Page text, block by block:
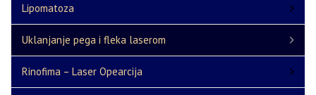
Lipomatoza
Uklanjanje pega i fleka laserom
Rinofima – Laser Opearcija